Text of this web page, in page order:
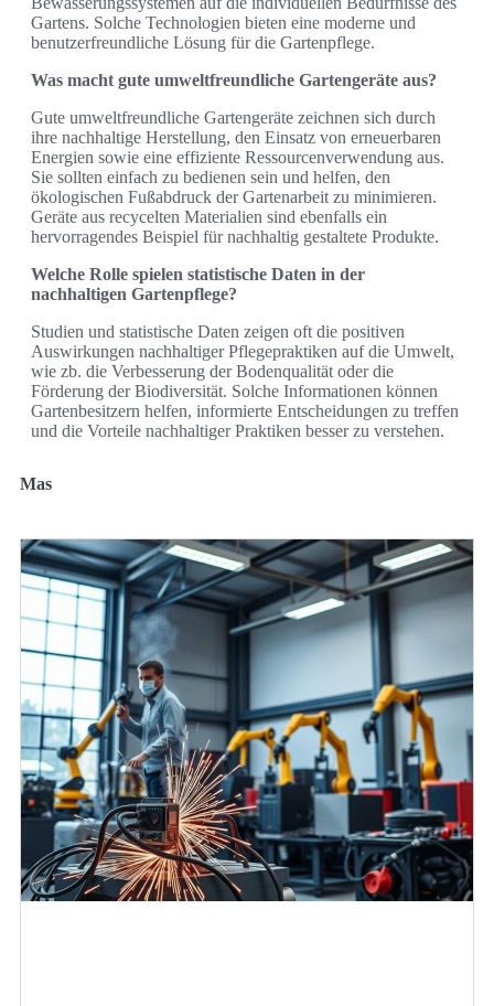
Gartens. Solche Technologien bieten eine moderne und
benutzerfreundliche Lösung für die Gartenpflege.
Was macht gute umweltfreundliche Gartengeräte aus?
Gute umweltfreundliche Gartengeräte zeichnen sich durch
ihre nachhaltige Herstellung, den Einsatz von erneuerbaren
Energien sowie eine effiziente Ressourcenverwendung aus.
Sie sollten einfach zu bedienen sein und helfen, den
ökologischen Fußabdruck der Gartenarbeit zu minimieren.
Geräte aus recycelten Materialien sind ebenfalls ein
hervorragendes Beispiel für nachhaltig gestaltete Produkte.
Welche Rolle spielen statistische Daten in der
nachhaltigen Gartenpflege?
Studien und statistische Daten zeigen oft die positiven
Auswirkungen nachhaltiger Pflegepraktiken auf die Umwelt,
wie zb. die Verbesserung der Bodenqualität oder die
Förderung der Biodiversität. Solche Informationen können
Gartenbesitzern helfen, informierte Entscheidungen zu treffen
und die Vorteile nachhaltiger Praktiken besser zu verstehen.
Mas